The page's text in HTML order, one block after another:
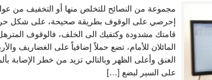
مجموعة من النصائح للتخلص منها أو التخفيف من
قامتك مشدودة وكتفيك الى الخلف، فالوقوف
المائلان للأمام، تضع حملاً إضافياً على الغضاريف
العنق وأعلى الظهر وبالتالي تزيد من خطر الإصابة
على السير لبضع […]